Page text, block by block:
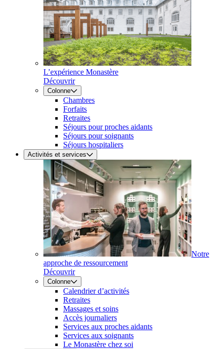
L’expérience Monastère
Découvrir
Colonne
Chambres
Forfaits
Retraites
Séjours pour proches aidants
Séjours pour soignants
Séjours hospitaliers
Activités et services
Notre
approche de ressourcement
Découvrir
Colonne
Calendrier d’activités
Retraites
Massages et soins
Accès journaliers
Services aux proches aidants
Services aux soignants
Le Monastère chez soi